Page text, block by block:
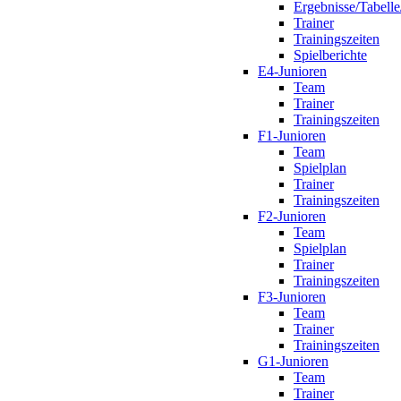
Ergebnisse/
Trainer
Trainingszeiten
Spielberichte
E4-Junioren
Team
Trainer
Trainingszeiten
F1-Junioren
Team
Spielplan
Trainer
Trainingszeiten
F2-Junioren
Team
Spielplan
Trainer
Trainingszeiten
F3-Junioren
Team
Trainer
Trainingszeiten
G1-Junioren
Team
Trainer